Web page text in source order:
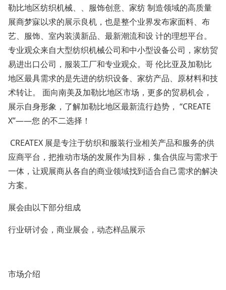
勒比地区纺织机械、、服饰创意、家纺 制造领域的高质量
展商梦寐以求的展示良机，也是整个业界发布家面料、布
艺、服饰、室内装潢新品、最新潮流和设 计的理想平台。
专业观众来自大型纺织机械公司和中小型设备公司，家纺贸
易进出口公司，服装工厂和专业观众。哥 伦比亚及加勒比
地区最具需求的是先进的纺织设备、家纺产品、原材料和技
术转让。 面向南美及加勒比地区市场，更多的贸易机会，
展示自身形象，了解加勒比地区最新流行趋势， “CREATE
X”——您 的不二选择！
CREATEX 展是专注于纺织和服装行业相关产品和服务的供
应商平台，把推动市场的发展作为目标，集合供应与需求于
一体，让观展商从各自的商业领域找到适合自己需求的解决
方案。
展会由以下部分组成
行业研讨会，商业展会，动态样品展示
市场介绍